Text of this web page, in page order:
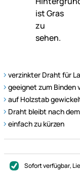
verzinkter Draht für
geeignet zum Binden
auf Holzstab
Draht bleibt nach
einfach zu kürzen
Sofort verfügbar,